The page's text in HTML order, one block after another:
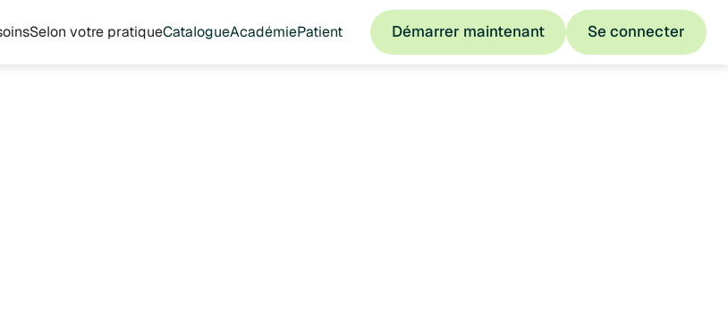
Selon votre pratiqueCatalogueAcadémiePatient
Démarrer maintenant
Démarrer maintenant
Se connecter
Se connecter